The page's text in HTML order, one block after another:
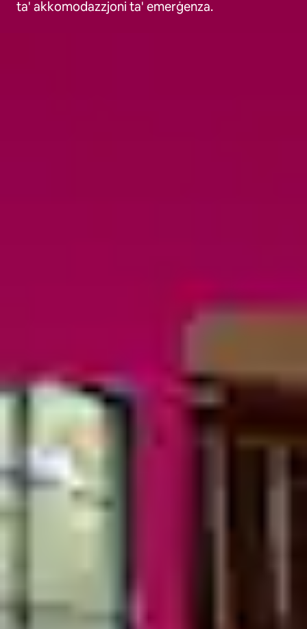
ta' akkomodazzjoni ta' emerġenza.